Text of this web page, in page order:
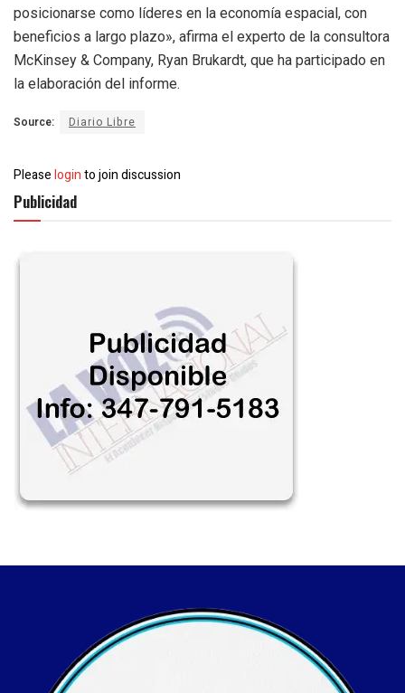
posicionarse como líderes en la economía espacial, con
beneficios a largo plazo», afirma el experto de la consultora
McKinsey & Company, Ryan Brukardt, que ha participado en
la elaboración del informe.
Source: Diario Libre
Pleaseloginto join discussion
Publicidad